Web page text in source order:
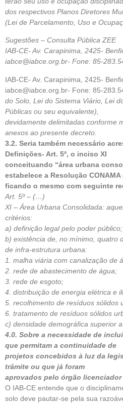
dos respectivos Planos Diretores
(Lei de Parcelamento, Uso e
Sugestões – Consulta Pública ZEE
IAB-CE- Av. Carapinima, 2425-
iabce@iabce.org.br- Fone: 85-
IAB-CE- Av. Carapinima, 2425-
iabce@iabce.org.br- Fone: 85-
do Solo, Lei do Sistema Viário, Lei
Públicas ou seu equivalente),
devidamente delimitadas conforme
anexos ao presente decreto.
3.2. Seria também necessário
Definições- Art. 5º, o inciso XI
conceituando “área urbana
estabelece a Resolução CONAMA
ficando o mesmo com seguinte
Art. 5º – (…)
XI – Área Urbana Consolidada:
critérios:
a) definição legal pelo poder público;
b) existência de, no mínimo, quatro
de infra-estrutura urbana:
1. malha viária com canalização de
2. rede de abastecimento de água;
3. rede de esgoto;
4. distribuição de energia elétrica e
5. recolhimento de resíduos sólidos
6. tratamento de resíduos sólidos
c) densidade demográfica superior
4.0. Sobre a necessidade de
que permitam a continuidade de
projetos concebidos à luz da
trâmite ou que já foram
aprovados pelo órgão
O IAB-CE entende que o
solo deve pautar-se pela sua